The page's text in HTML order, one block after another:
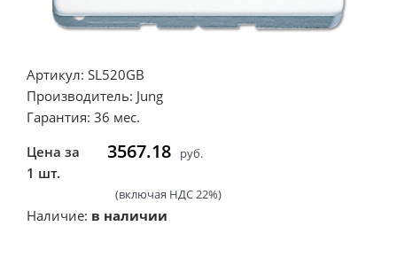
Артикул: SL520GB
Производитель: Jung
Гарантия: 36 мес.
Цена за
1 шт.
3567.18 руб.
(включая НДС 22%)
Наличие: в наличии